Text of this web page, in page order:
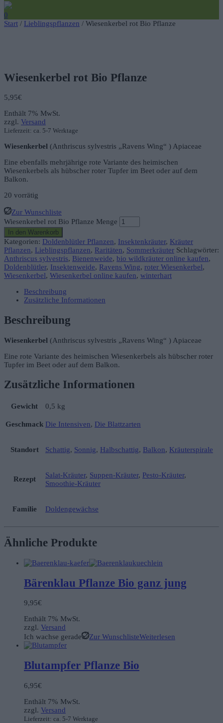
0
Start / Lieblingspflanzen / Wiesenkerbel rot Bio Pflanze
Wiesenkerbel rot Bio Pflanze
5,95€
Enthält 7% MwSt.
zzgl. Versand
Lieferzeit: ca. 5-7 Werktage
Wiesenkerbel (Anthriscus sylvestris „Ravens Wing“ ) Apiaceae
Eine ebenfalls mehrjährige rote Variante des heimischen
Wiesenkerbels als hübscher roter Tupfer im Beet oder auf dem
Balkon.
20 vorrätig
Zur Wunschliste
Wiesenkerbel rot Bio Pflanze Menge
In den Warenkorb
Kategorien: Doldenblütler Pflanzen, Insektenkräuter, Kräuter
Pflanzen, Lieblingspflanzen, Raritäten, Sommerkräuter Schlagwörter:
Anthriscus sylvestris, Bienenweide, bio wildkräuter online kaufen,
Doldenblütler, Insektenweide, Ravens Wing, roter Wiesenkerbel,
Wiesenkerbel, Wiesenkerbel online kaufen, winterhart
Beschreibung
Zusätzliche Informationen
Beschreibung
Wiesenkerbel (Anthriscus sylvestris „Ravens Wing“ ) Apiaceae
Eine rote Variante des heimischen Wiesenkerbels als hübscher roter
Tupfer im Beet oder auf dem Balkon.
Zusätzliche Informationen
Gewicht 0,5 kg
Geschmack Die Intensiven, Die Blattzarten
Standort Schattig, Sonnig, Halbschattig, Balkon, Kräuterspirale
Rezept Salat-Kräuter, Suppen-Kräuter, Pesto-Kräuter,
Smoothie-Kräuter
Familie Doldengewächse
Ähnliche Produkte
Bärenklau Pflanze Bio ganz jung
9,95€
Enthält 7% MwSt.
zzgl. Versand
Ich wachse gerade
Zur WunschlisteWeiterlesen
Blutampfer Pflanze Bio
6,95€
Enthält 7% MwSt.
zzgl. Versand
Lieferzeit: ca. 5-7 Werktage